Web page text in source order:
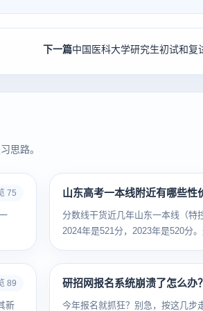
下一篇中国医科大学研究生初试和复
思路。
75 山东高考一本线附近有哪些性
分数线干货近几年山东一本线（特
2024年是521分，2023年是520分
89
新 今年报名就抓狂？别急，按这几步